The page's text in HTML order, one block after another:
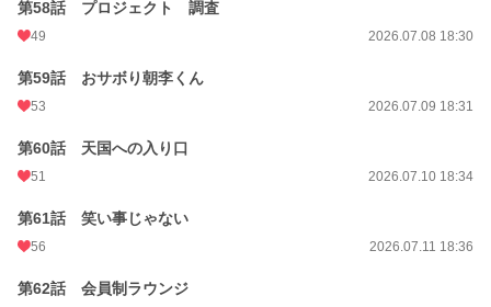
第58話 プロジェクト 調査
49 2026.07.08 18:30
第59話 おサボり朝李くん
53 2026.07.09 18:31
第60話 天国への入り口
51 2026.07.10 18:34
第61話 笑い事じゃない
56 2026.07.11 18:36
第62話 会員制ラウンジ